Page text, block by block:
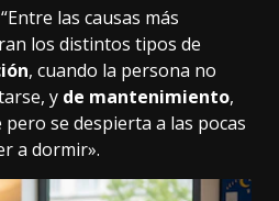
las causas más
los distintos tipos de
, cuando la persona no
y de mantenimiento,
se despierta a las pocas
a dormir».